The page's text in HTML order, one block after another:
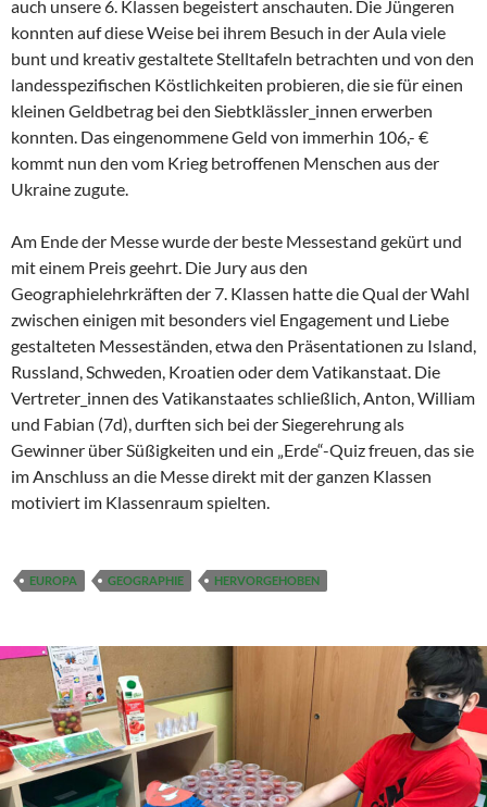
auch unsere 6. Klassen begeistert anschauten. Die Jüngeren
konnten auf diese Weise bei ihrem Besuch in der Aula viele
bunt und kreativ gestaltete Stelltafeln betrachten und von den
landesspezifischen Köstlichkeiten probieren, die sie für einen
kleinen Geldbetrag bei den Siebtklässler_innen erwerben
konnten. Das eingenommene Geld von immerhin 106,- €
kommt nun den vom Krieg betroffenen Menschen aus der
Ukraine zugute.
Am Ende der Messe wurde der beste Messestand gekürt und
mit einem Preis geehrt. Die Jury aus den
Geographielehrkräften der 7. Klassen hatte die Qual der Wahl
zwischen einigen mit besonders viel Engagement und Liebe
gestalteten Messeständen, etwa den Präsentationen zu Island,
Russland, Schweden, Kroatien oder dem Vatikanstaat. Die
Vertreter_innen des Vatikanstaates schließlich, Anton, William
und Fabian (7d), durften sich bei der Siegerehrung als
Gewinner über Süßigkeiten und ein „Erde“-Quiz freuen, das sie
im Anschluss an die Messe direkt mit der ganzen Klassen
motiviert im Klassenraum spielten.
EUROPA GEOGRAPHIE HERVORGEHOBEN